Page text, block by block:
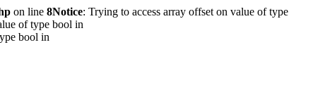
on line 8Notice: Trying to access array offset on value of type
of type bool in
bool in